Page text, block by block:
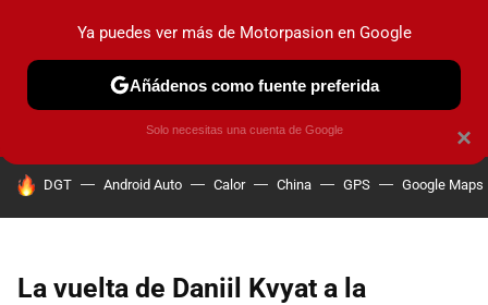
PRUEBAS COCHES ELÉCTRICOS OBSERVATORIO
HOY SE HABLA DE
DGT Android Auto Calor China GPS Google Maps
La vuelta de Daniil Kvyat a la
×
Ya puedes ver más de Motorpasion en Google
Añádenos como fuente preferida
Solo necesitas una cuenta de Google